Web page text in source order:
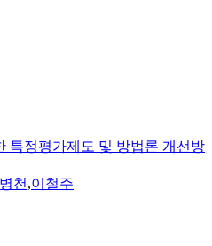
특정평가제도 및 방법론 개선방
천,이철주